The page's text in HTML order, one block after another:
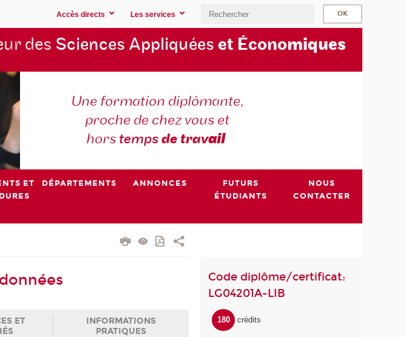
Accès directs Les services
des Sciences Appliquées et Économiques
Une formation diplômante,
proche de chez vous et
hors tempsde travail
ET
DÉPARTEMENTS ANNONCES
FUTURS
ÉTUDIANTS
NOUS
CONTACTER
ET
INFORMATIONS
PRATIQUES
Code diplôme/certificat:
LG04201A-LIB
180 crédits